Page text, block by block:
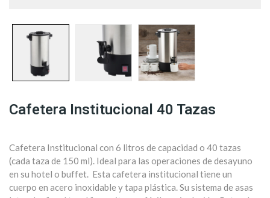
Cafetera Institucional 40 Tazas
Cafetera Institucional con 6 litros de capacidad o 40 tazas
(cada taza de 150 ml). Ideal para las operaciones de desayuno
en su hotel o buffet. Esta cafetera institucional tiene un
cuerpo en acero inoxidable y tapa plástica. Su sistema de asas